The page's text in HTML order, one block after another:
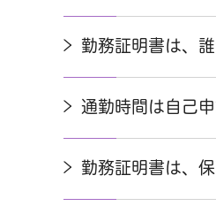
勤務証明書は、
通勤時間は自己申
勤務証明書は、